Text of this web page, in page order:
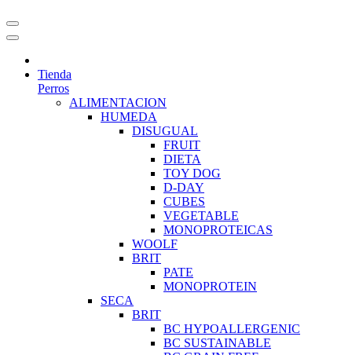
Tienda
Perros
ALIMENTACION
HUMEDA
DISUGUAL
FRUIT
DIETA
TOY DOG
D-DAY
CUBES
VEGETABLE
MONOPROTEICAS
WOOLF
BRIT
PATE
MONOPROTEIN
SECA
BRIT
BC HYPOALLERGENIC
BC SUSTAINABLE